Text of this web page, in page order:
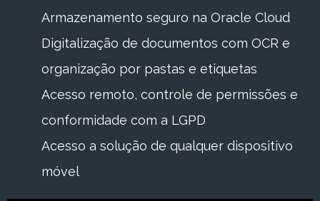
Armazenamento seguro na Oracle Cloud
Digitalização de documentos com OCR e
organização por pastas e etiquetas
Acesso remoto, controle de permissões e
conformidade com a LGPD
Acesso a solução de qualquer dispositivo
móvel